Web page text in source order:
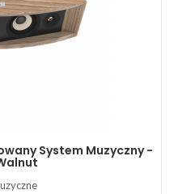
System Muzyczny -